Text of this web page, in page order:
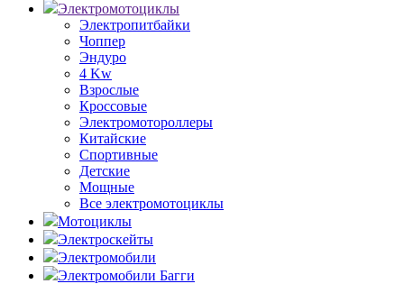
Электромотоциклы
Электропитбайки
Чоппер
Эндуро
4 Kw
Взрослые
Кроссовые
Электромотороллеры
Китайские
Спортивные
Детские
Мощные
Все электромотоциклы
Мотоциклы
Электроскейты
Электромобили
Электромобили Багги